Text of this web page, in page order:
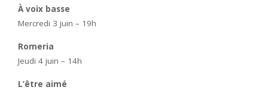
À voix basse
Mercredi 3 juin – 19h
Romeria
Jeudi 4 juin – 14h
L’être aimé